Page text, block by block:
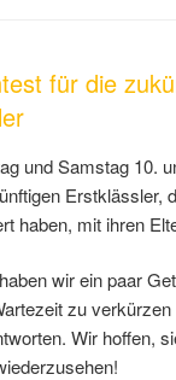
für die
und Samstag 10.
Erstklässler,
haben, mit ihren
wir ein paar
zu
Wir hoffen,